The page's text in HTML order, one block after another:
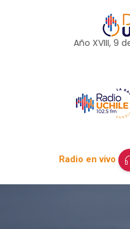
Año XVIII, 9
Radio en vivo